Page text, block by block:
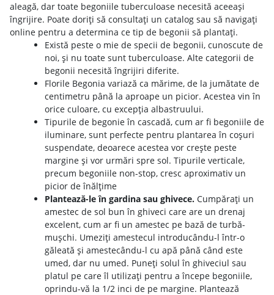
aleagă, dar toate begoniile tuberculoase necesită aceeași
îngrijire. Poate doriți să consultați un catalog sau să navigați
online pentru a determina ce tip de begonii să plantați.
Există peste o mie de specii de begonii, cunoscute de
noi, și nu toate sunt tuberculoase. Alte categorii de
begonii necesită îngrijiri diferite.
Florile Begonia variază ca mărime, de la jumătate de
centimetru până la aproape un picior. Acestea vin în
orice culoare, cu excepția albastruului.
Tipurile de begonie în cascadă, cum ar fi begoniile de
iluminare, sunt perfecte pentru plantarea în coșuri
suspendate, deoarece acestea vor crește peste
margine și vor urmări spre sol. Tipurile verticale,
precum begoniile non-stop, cresc aproximativ un
picior de înălțime
Plantează-le în gardina sau ghivece. Cumpărați un
amestec de sol bun în ghiveci care are un drenaj
excelent, cum ar fi un amestec pe bază de turbă-
mușchi. Umeziți amestecul introducându-l într-o
găleată și amestecându-l cu apă până când este
umed, dar nu umed. Puneți solul în ghiveciul sau
platul pe care îl utilizați pentru a începe begoniile,
oprindu-vă la 1/2 inci de pe margine. Plantează